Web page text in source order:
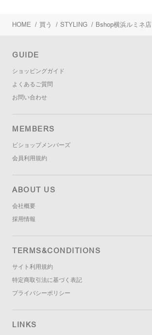
HOME / 買う / STYLING / Bshop横浜ルミネ店
GUIDE
ショッピングガイド
よくあるご質問
お問い合わせ
MEMBERS
ビショップメンバーズ
会員利用規約
ABOUT US
会社概要
採用情報
TERMS&CONDITIONS
サイト利用規約
特定商取引法に基づく表記
プライバシーポリシー
LINKS